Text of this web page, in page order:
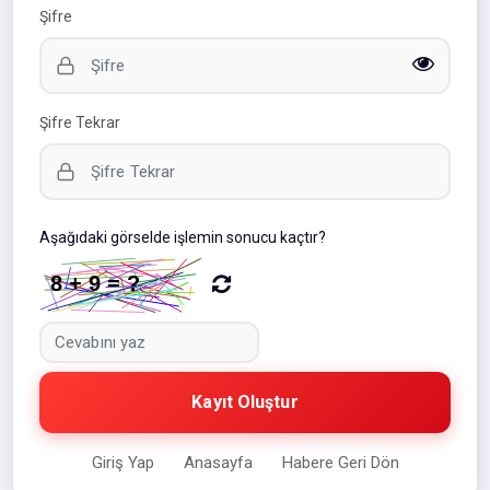
Şifre
Şifre Tekrar
Aşağıdaki görselde işlemin sonucu kaçtır?
Kayıt Oluştur
Giriş Yap Anasayfa Habere Geri Dön